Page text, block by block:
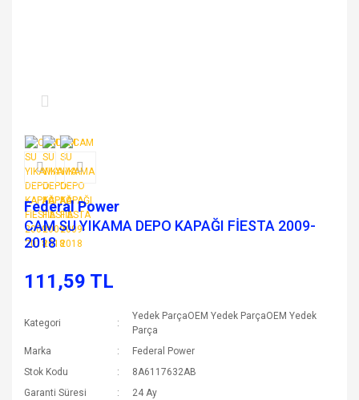
Federal Power
CAM SU YIKAMA DEPO KAPAĞI FİESTA 2009-
2018
111,59 TL
Kategori
Yedek ParçaOEM Yedek ParçaOEM Yedek
Parça
Marka
Federal Power
Stok Kodu
8A6117632AB
Garanti Süresi
24 Ay